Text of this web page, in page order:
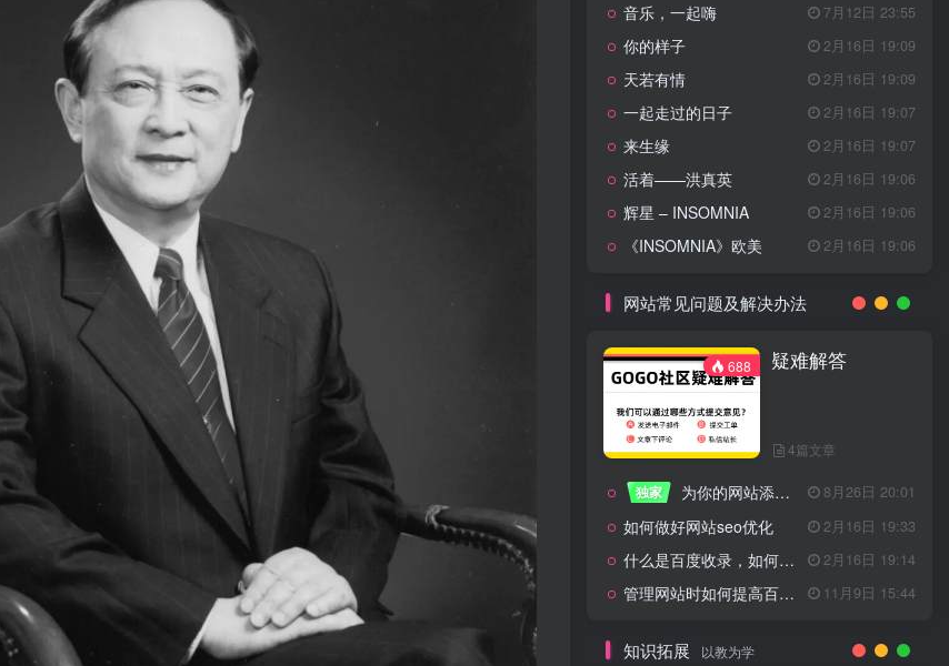
音乐，一起嗨 7月12日 23:55
你的样子 2月16日 19:09
天若有情 2月16日 19:09
一起走过的日子 2月16日 19:07
来生缘 2月16日 19:07
活着——洪真英 2月16日 19:06
辉星 – INSOMNIA 2月16日 19:06
《INSOMNIA》欧美 2月16日 19:06
网站常见问题及解决办法
688 疑难解答
4篇文章
独家 为你的网站添加百度登录 8月26日 20:01
如何做好网站seo优化 2月16日 19:33
什么是百度收录，如何提高收录量？ 2月16日 19:14
管理网站时如何提高百度权重？ 11月9日 15:44
知识拓展 以教为学
问情 11月27日 13:21
治愈心灵的歌曲
28篇文章
音乐，一起嗨 7月12日 23:55
你的样子 2月16日 19:09
一起走过的日子 2月16日 19:07
来生缘
活着——洪真英
辉星 – INSOMNIA 2月16日 19:06
《INSOMNIA》欧美 2月16日 19:06
疑难解答